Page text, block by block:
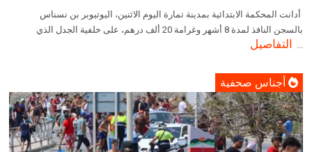
أدانت المحكمة الابتدائية بمدينة تمارة اليوم الاثنين، اليوتيوبر بن نسناس
بالسجن النافذ لمدة 8 أشهر وغرامة 20 ألف درهم، على خلفية الجدل الذي
...
التفاصيل
أجناس صحفية